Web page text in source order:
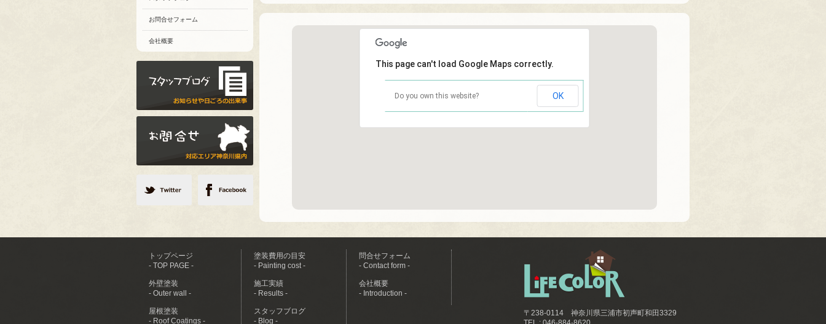
This page can't load Google Maps correctly.
Do you own this website? OK
お問合せフォーム
会社概要
トップページ
- TOP PAGE -
外壁塗装
- Outer wall -
屋根塗装
- Roof Coatings -
塗装費用の目安
- Painting cost -
施工実績
- Results -
スタッフブログ
- Blog -
問合せフォーム
- Contact form -
会社概要
- Introduction -
〒238-0114 神奈川県三浦市初声町和田3329